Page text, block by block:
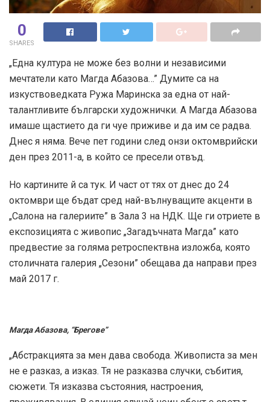
0
SHARES
„Една култура не може без волни и независими
мечтатели като Магда Абазова…” Думите са на
изкуствоведката Ружа Маринска за една от най-
талантливите български художнички. А Магда Абазова
имаше щастието да ги чуе приживе и да им се радва.
Днес я няма. Вече пет години след онзи октомврийски
ден през 2011-а, в който се пресели отвъд.
Но картините й са тук. И част от тях от днес до 24
октомври ще бъдат сред най-вълнуващите акценти в
„Салона на галериите” в Зала 3 на НДК. Ще ги отриете в
експозицията с живопис „Загадъчната Магда” като
предвестие за голяма ретроспектвна изложба, която
столичната галерия „Сезони” обещава да направи през
май 2017 г.
Магда Абазова, “Брегове”
„Абстракцията за мен дава свобода. Живописта за мен
не е разказ, а изказ. Тя не разказва случки, събития,
сюжети. Тя изказва състояния, настроения,